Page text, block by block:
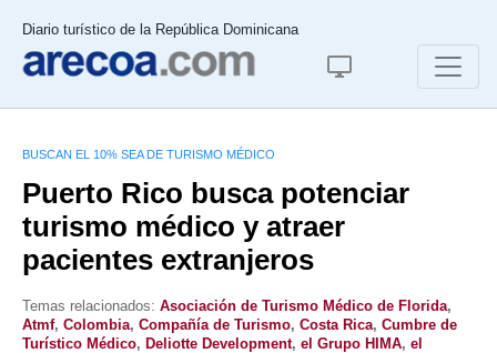
Diario turístico de la República Dominicana
BUSCAN EL 10% SEA DE TURISMO MÉDICO
Puerto Rico busca potenciar
turismo médico y atraer
pacientes extranjeros
Temas relacionados: Asociación de Turismo Médico de Florida,
Atmf, Colombia, Compañía de Turismo, Costa Rica, Cumbre de
Turístico Médico, Deliotte Development, el Grupo HIMA, el